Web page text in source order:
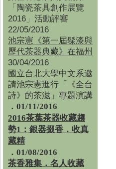
「陶瓷茶具創作展覽
2016」活動評審
22/05/2016
池宗憲《第一屆髹漆與
歷代茶器典藏》在福州
30/04/2016
國立台北大學中文系邀
請池宗憲進行「《全台
詩》的茶滋」專題演講
．01/11/2016
2016茶葉茶器收藏趨
勢1：銀器掇香．收真
藏精
．01/08/2016
茶香雅集 ． 名人收藏